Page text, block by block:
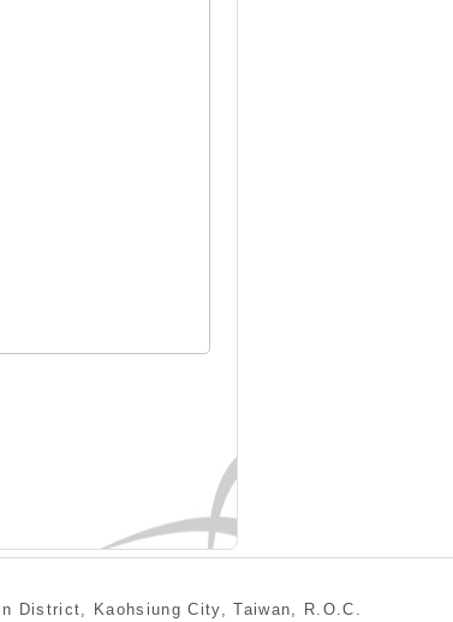
District, Kaohsiung City, Taiwan, R.O.C.